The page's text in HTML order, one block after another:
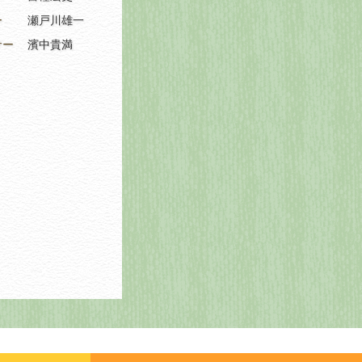
瀬戸川雄一
濱中貴満